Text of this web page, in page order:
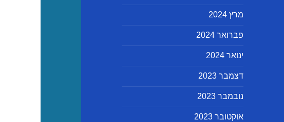
מרץ 2024
פברואר 2024
ינואר 2024
דצמבר 2023
נובמבר 2023
אוקטובר 2023